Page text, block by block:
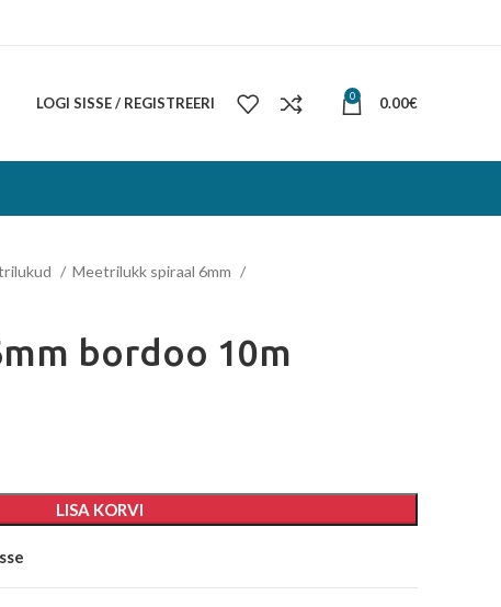
LOGI SISSE / REGISTREERI 0 0.00€
Meetrilukk spiraal 6mm
bordoo 10m
LISA KORVI